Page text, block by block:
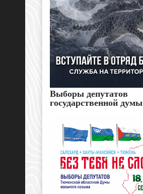
Выборы депутатов
государственной думы